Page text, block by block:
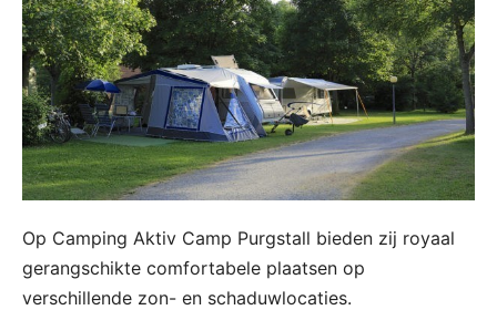
Op Camping Aktiv Camp Purgstall bieden zij royaal
gerangschikte comfortabele plaatsen op
verschillende zon- en schaduwlocaties.